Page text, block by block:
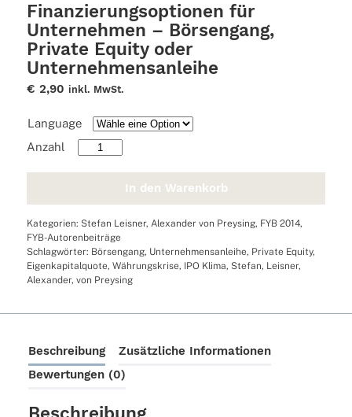
Finanzierungsoptionen für
Unternehmen – Börsengang,
Private Equity oder
Unternehmensanleihe
€ 2,90 inkl. MwSt.
Language
Finanzierungsoptionen
Private
Equity
oder
Unternehmensanleihe
In den Warenkorb
Kategorien: Stefan Leisner,Alexander von Preysing, FYB 2014,
FYB-Autorenbeiträge
Schlagwörter: Börsengang, Unternehmensanleihe, Private Equity,
Eigenkapitalquote,Währungskrise, IPO Klima, Stefan, Leisner,
Alexander,von Preysing
Beschreibung
Zusätzliche Informationen
Bewertungen (0)